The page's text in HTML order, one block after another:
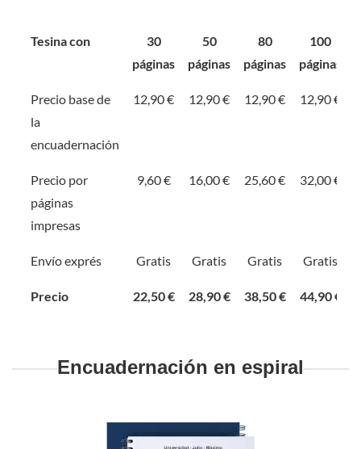
Tesina con
30
páginas
50
páginas
80
páginas
100
páginas
Precio base de
la
encuadernación
12,90 € 12,90 € 12,90 € 12,90 €
Precio por
páginas
impresas
9,60 € 16,00 € 25,60 € 32,00 €
Envío exprés Gratis Gratis Gratis Gratis
Precio 22,50 € 28,90 € 38,50 € 44,90 €
Encuadernación en espiral